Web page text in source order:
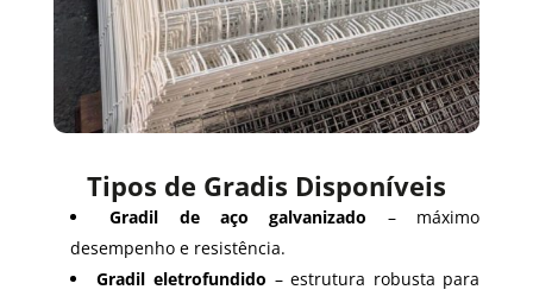
Tipos de Gradis Disponíveis
Gradil de aço galvanizado – máximo
desempenho e resistência.
Gradil eletrofundido – estrutura robusta para